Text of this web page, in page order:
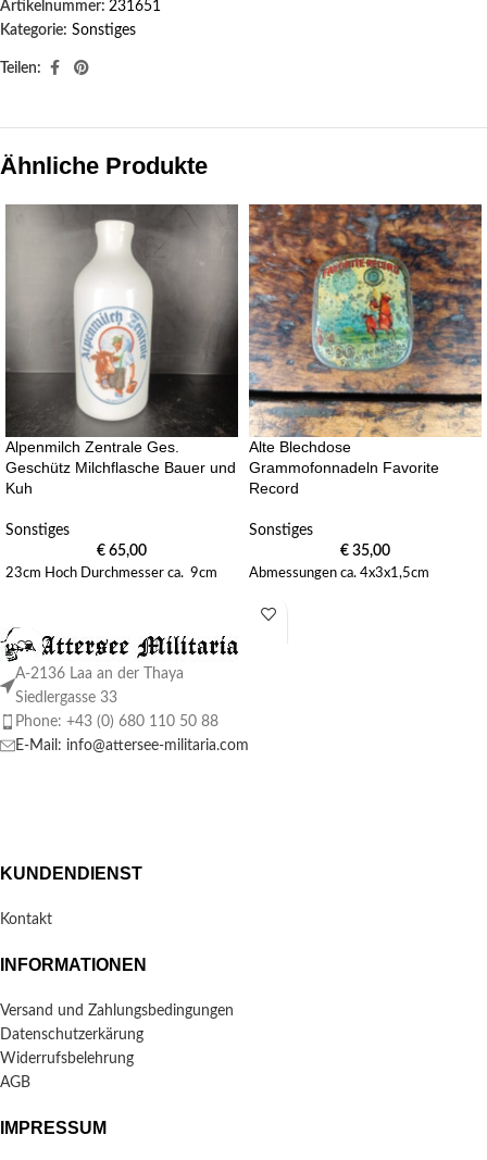
Artikelnummer: 231651
Kategorie: Sonstiges
Teilen:
Ähnliche Produkte
Alpenmilch Zentrale Ges.
Geschütz Milchflasche Bauer und
Kuh
Sonstiges
€ 65,00
23cm Hoch Durchmesser ca. 9cm
Alte Blechdose
Grammofonnadeln Favorite
Record
Sonstiges
€ 35,00
Abmessungen ca. 4x3x1,5cm
A-2136 Laa an der Thaya
Siedlergasse 33
Phone: +43 (0) 680 110 50 88
E-Mail: info@attersee-militaria.com
KUNDENDIENST
Kontakt
INFORMATIONEN
Versand und Zahlungsbedingungen
Datenschutzerkärung
Widerrufsbelehrung
AGB
IMPRESSUM